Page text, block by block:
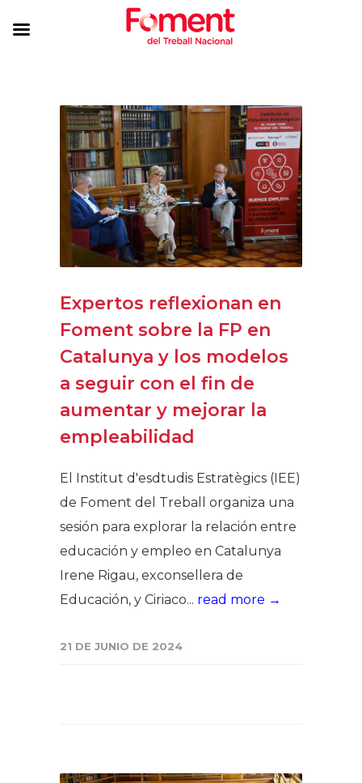
Expertos reflexionan en
Foment sobre la FP en
Catalunya y los modelos
a seguir con el fin de
aumentar y mejorar la
empleabilidad
El Institut d'esdtudis Estratègics (IEE)
de Foment del Treball organiza una
sesión para explorar la relación entre
educación y empleo en Catalunya
Irene Rigau, exconsellera de
Educación, y Ciriaco... read more →
21 DE JUNIO DE 2024